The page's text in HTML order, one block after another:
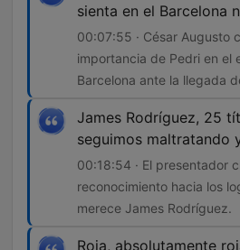
sienta en el Barcelona
00:07:55 · César Augusto
importancia de Pedri en el
Barcelona ante la llegada
James Rodríguez, 25
seguimos maltratando
00:18:54 · El presentador
reconocimiento hacia los
merece James Rodríguez.
Roja, absolutamente